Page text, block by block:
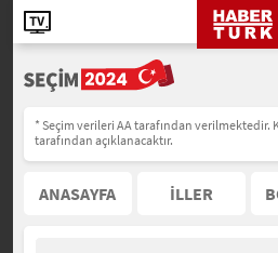
* Seçim verileri AA tarafından verilmektedir.
tarafından açıklanacaktır.
ANASAYFA İLLER